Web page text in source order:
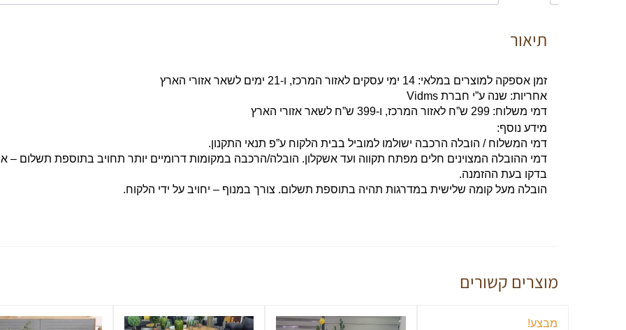
תיאור
זמן אספקה למוצרים במלאי: 14 ימי עסקים לאזור המרכז, ו-21 ימים לשאר אזורי הארץ
אחריות: שנה ע”י חברת Vidms
דמי משלוח: 299 ש”ח לאזור המרכז, ו-399 ש”ח לשאר אזורי הארץ
מידע נוסף:
דמי המשלוח / הובלה הרכבה ישולמו למוביל בבית הלקוח ע”פ תנאי התקנון.
דמי ההובלה המצוינים חלים מפתח תקווה ועד אשקלון. הובלה/הרכבה במקומות דרומיים יותר תחויב בתוספת תשלום –
בדקו בעת ההזמנה.
הובלה מעל קומה שלישית במדרגות תהיה בתוספת תשלום. צורך במנוף – יחויב על ידי הלקוח.
מוצרים קשורים
מבצע!